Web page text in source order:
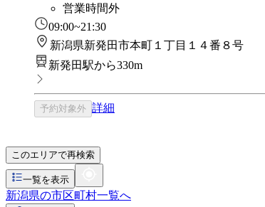
営業時間外
09:00~21:30
新潟県新発田市本町１丁目１４番８号
新発田駅から330m
予約対象外 詳細
このエリアで再検索
一覧を表示
新潟県の市区町村一覧へ